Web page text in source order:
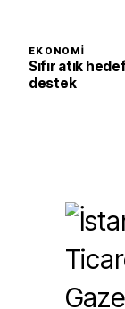
EKONOMI
Sıfır atık
destek